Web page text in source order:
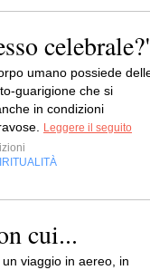
umano possiede
guarigione che si
in condizioni
Leggere il seguito
cui...
viaggio in aereo, in